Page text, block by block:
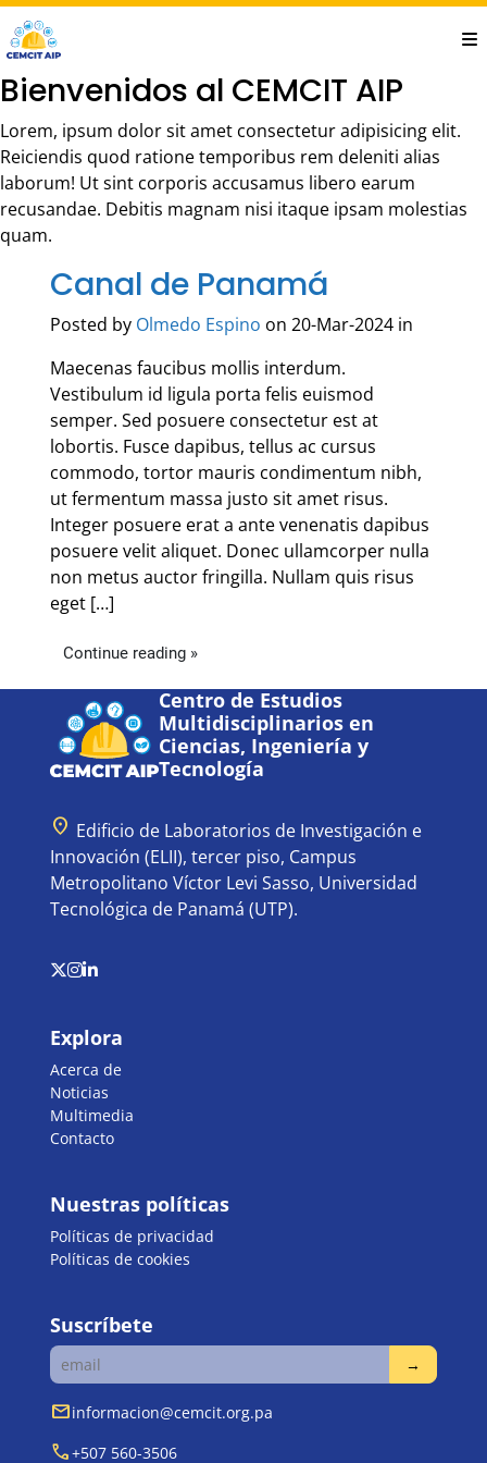
Saltar
al
contenido
principal
Bienvenidos al CEMCIT AIP
Lorem, ipsum dolor sit amet consectetur adipisicing elit.
Reiciendis quod ratione temporibus rem deleniti alias
laborum! Ut sint corporis accusamus libero earum
recusandae. Debitis magnam nisi itaque ipsam molestias
quam.
Canal de Panamá
Posted by Olmedo Espino on 20-Mar-2024 in
Maecenas faucibus mollis interdum.
Vestibulum id ligula porta felis euismod
semper. Sed posuere consectetur est at
lobortis. Fusce dapibus, tellus ac cursus
commodo, tortor mauris condimentum nibh,
ut fermentum massa justo sit amet risus.
Integer posuere erat a ante venenatis dapibus
posuere velit aliquet. Donec ullamcorper nulla
non metus auctor fringilla. Nullam quis risus
eget […]
Continue reading »
Centro de Estudios
Multidisciplinarios en
Ciencias, Ingeniería y
Tecnología
location_on Edificio de Laboratorios de Investigación e
Innovación (ELII), tercer piso, Campus
Metropolitano Víctor Levi Sasso, Universidad
Tecnológica de Panamá (UTP).
Explora
Acerca de
Noticias
Multimedia
Contacto
Nuestras políticas
Políticas de privacidad
Políticas de cookies
Suscríbete
mailinformacion@cemcit.org.pa
call+507 560-3506